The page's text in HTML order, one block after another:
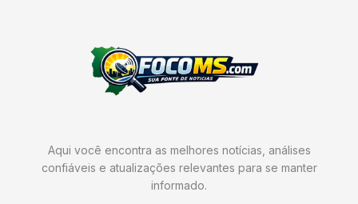
Aqui você encontra as melhores notícias, análises
confiáveis e atualizações relevantes para se manter
informado.